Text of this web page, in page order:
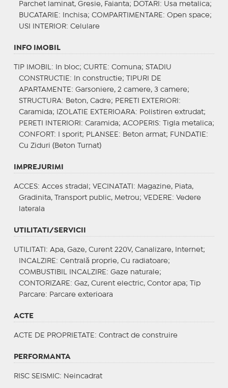
Parchet laminat, Gresie, Faianta;
DOTARI : Usa metalica;
BUCATARIE : Inchisa; COMPARTIMENTARE : Open space;
USI INTERIOR: Celulare
INFO IMOBIL
TIP IMOBIL : In bloc; CURTE : Comuna; STADIU
CONSTRUCTIE : In constructie;
TIPURI DE
APARTAMENTE : Garsoniere, 2 camere, 3 camere;
STRUCTURA: Beton, Cadre; PERETI EXTERIORI :
Caramida;
IZOLATIE EXTERIOARA: Polistiren extrudat;
PERETI INTERIORI : Caramida; ACOPERIS: Tigla metalica;
CONFORT : I sporit; PLANSEE : Beton armat; FUNDATIE :
Cu Ziduri (Beton Turnat)
IMPREJURIMI
ACCES: Acces stradal; VECINATATI : Magazine, Piata,
Gradinita, Transport public, Metrou; VEDERE : Vedere
laterala
UTILITATI/SERVICII
UTILITATI : Apa, Gaze, Curent 220V, Canalizare, Internet;
INCALZIRE : Centrală proprie, Cu radiatoare;
COMBUSTIBIL INCALZIRE : Gaze naturale;
CONTORIZARE : Gaz, Curent electric, Contor apa;
Tip
Parcare: Parcare exterioara
ACTE
ACTE DE PROPRIETATE : Contract de construire
PERFORMANTA
RISC SEISMIC: Neincadrat